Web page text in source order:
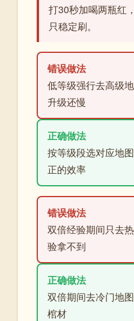
打30秒加喝两瓶红
只稳定刷。
错误做法
低等级强行去高级
升级还慢
正确做法
按等级段选对应地
正的效率
错误做法
双倍经验期间只去
验拿不到
正确做法
双倍期间去冷门地
棺材